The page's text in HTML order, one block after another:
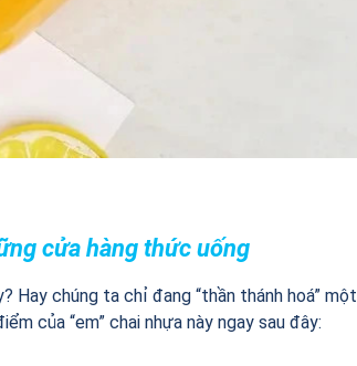
cửa hàng thức uống
Hay chúng ta chỉ đang “thần thánh hoá” một
của “em” chai nhựa này ngay sau đây: